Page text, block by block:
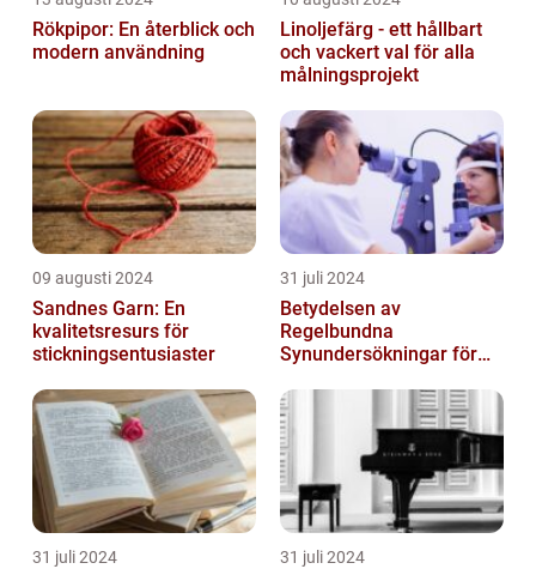
Rökpipor: En återblick och
modern användning
Linoljefärg - ett hållbart
och vackert val för alla
målningsprojekt
09 augusti 2024
Sandnes Garn: En
kvalitetsresurs för
stickningsentusiaster
31 juli 2024
Betydelsen av
Regelbundna
Synundersökningar för
31 juli 2024 31 juli 2024